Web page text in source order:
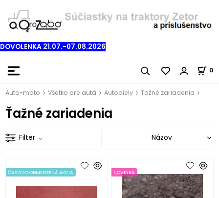
DOVOLENKA 21.07.-07.08.2026
0
Auto-moto Všetko pre autá Autodiely Ťažné zariadenia
Ťažné zariadenia
Filter
ČASOVO OBMEDZENÁ AKCIA NOVINKA